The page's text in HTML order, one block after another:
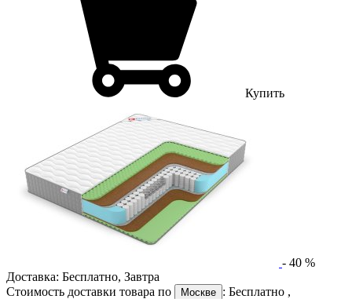
Купить
- 40 %
Доставка: Бесплатно, Завтра
Стоимость доставки товара по
Москве : Бесплатно ,